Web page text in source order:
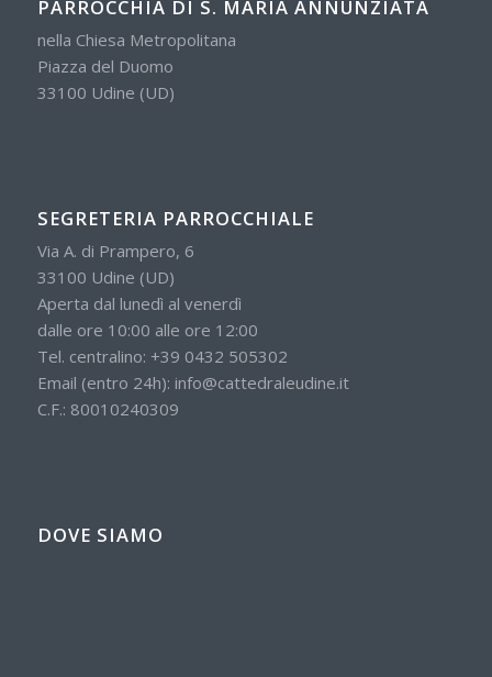
PARROCCHIA DI S. MARIA ANNUNZIATA
nella Chiesa Metropolitana
Piazza del Duomo
33100 Udine (UD)
SEGRETERIA PARROCCHIALE
Via A. di Prampero, 6
33100 Udine (UD)
Aperta dal lunedì al venerdì
dalle ore 10:00 alle ore 12:00
Tel. centralino: +39 0432 505302
Email (entro 24h): info@cattedraleudine.it
C.F.: 80010240309
DOVE SIAMO